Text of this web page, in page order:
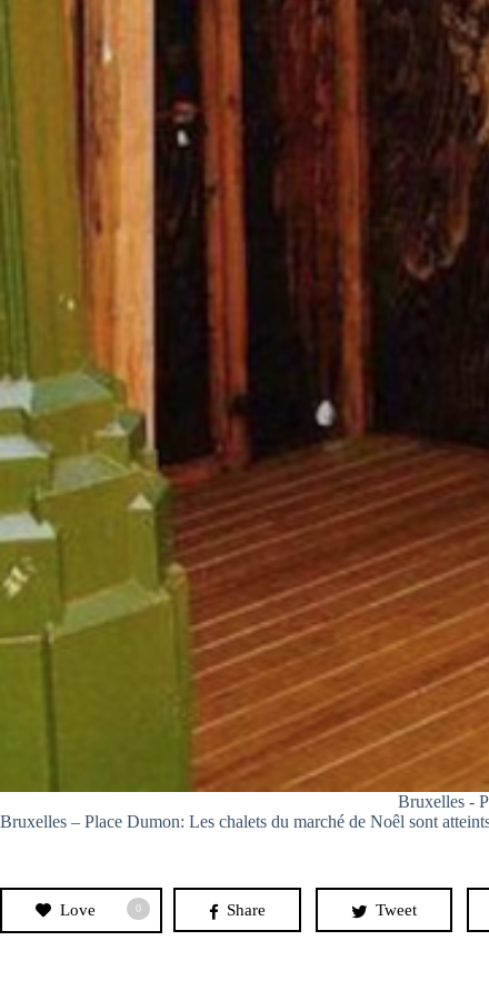
Bruxelles -
Bruxelles – Place Dumon: Les chalets du marché de Noêl sont
Love 0 Share Tweet